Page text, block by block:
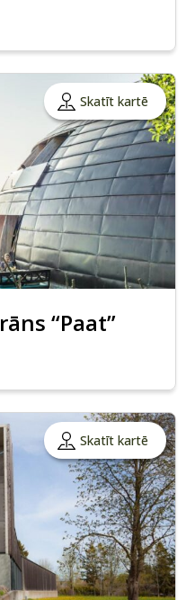
Skatīt kartē
“Paat”
Skatīt kartē